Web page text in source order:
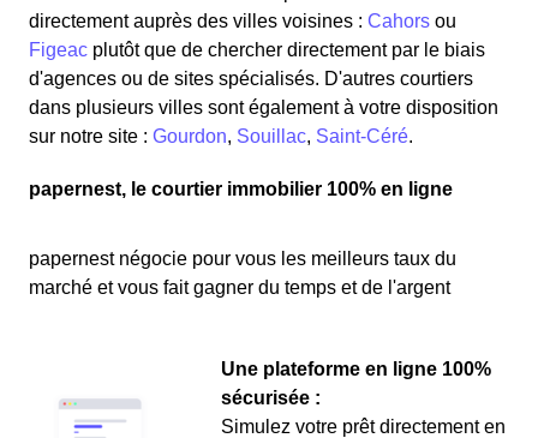
directement auprès des villes voisines : Cahors ou
Figeac plutôt que de chercher directement par le biais
d'agences ou de sites spécialisés. D'autres courtiers
dans plusieurs villes sont également à votre disposition
sur notre site : Gourdon, Souillac, Saint-Céré.
papernest, le courtier immobilier 100% en ligne
papernest négocie pour vous les meilleurs taux du
marché et vous fait gagner du temps et de l'argent
Une plateforme en ligne 100%
sécurisée :
Simulez votre prêt directement en